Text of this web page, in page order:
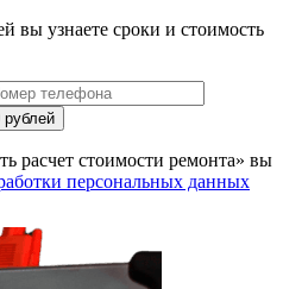
вы узнаете сроки и стоимость
рублей
расчет стоимости ремонта» вы
персональных данных